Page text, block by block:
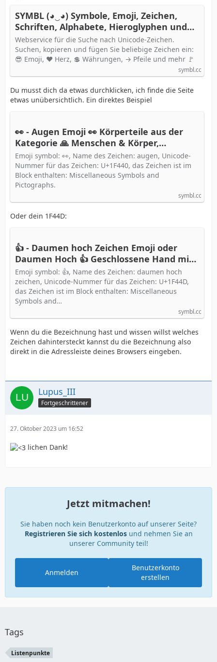
SYMBL (◕‿◕) Symbole, Emoji, Zeichen,
Schriften, Alphabete, Hieroglyphen und
der gesamte Unicode
Webservice für die Suche nach Unicode-Zeichen.
Suchen, kopieren und fügen Sie beliebige Zeichen ein:
😎 Emoji, ❤ Herz, 💲 Währungen, → Pfeile und mehr 🚩
symbl.cc
Du musst dich da etwas durchklicken, ich finde die Seite
etwas unübersichtlich. Ein direktes Beispiel
👀 - Augen Emoji 👀 Körperteile aus der
Kategorie 🙏 Menschen & Körper,
Unicode-Nummer: U+1F440 📖 Bedeutung
erfahren und ✂ Symbol kopieren
Emoji symbol: 👀, Name des Zeichen: augen, Unicode-
Nummer für das Zeichen: U+1F440, das Zeichen ist im
Block enthalten: Miscellaneous Symbols and
Pictographs.
symbl.cc
Oder dein 1F44D:
👍 - Daumen hoch Zeichen Emoji oder
Daumen Hoch 👍 Geschlossene Hand mit
den Fingern aus der Kategorie 🙏
Menschen & Körper, Unicode-Nummer:
U+1F44D 📖 Bedeutung erfahren und ✂
Symbol kopieren
Emoji symbol: 👍, Name des Zeichen: daumen hoch
zeichen, Unicode-Nummer für das Zeichen: U+1F44D,
das Zeichen ist im Block enthalten: Miscellaneous
Symbols and…
symbl.cc
Wenn du die Bezeichnung hast und wissen willst welches
Zeichen dahintersteckt kannst du die Bezeichnung also
direkt in die Adressleiste deines Browsers eingeben.
Lupus_III
Fortgeschrittener
27. Oktober 2023 um 16:52
lichen Dank!
Jetzt mitmachen!
Sie haben noch kein Benutzerkonto auf unserer Seite?
Registrieren Sie sich kostenlosund nehmen Sie an
unserer Community teil!
Benutzerkonto
erstellen
Anmelden
Tags
Listenpunkte